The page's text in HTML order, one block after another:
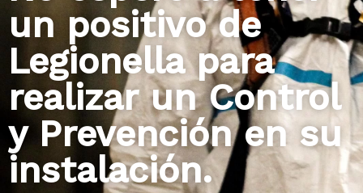
un positivo de
Legionella para
realizar un Control
y Prevención en su
instalación.